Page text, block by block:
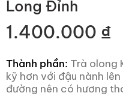
Long Đỉnh
1.400.000 ₫
Thành phần: Trà olong
kỹ hơn với đậu nành
đường nên có hương